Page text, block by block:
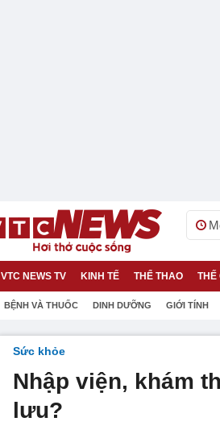
VTC NEWS TV KINH TẾ THỂ THAO THẾ
BỆNH VÀ THUỐC DINH DƯỠNG GIỚI TÍNH
Sức khỏe
Nhập viện, khám
lưu?